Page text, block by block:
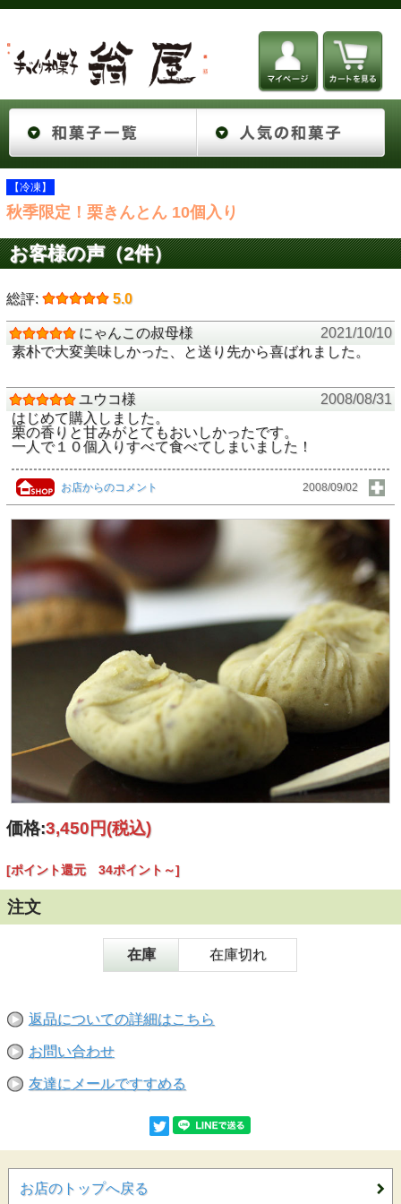
【冷凍】
秋季限定！栗きんとん 10個入り
お客様の声（2件）
総評: 5.0
にゃんこの叔母様
2021/10/10
素朴で大変美味しかった、と送り先から喜ばれました。
ユウコ様
2008/08/31
はじめて購入しました。
栗の香りと甘みがとてもおいしかったです。
一人で１０個入りすべて食べてしまいました！
お店からのコメント 2008/09/02
価格:3,450円(税込)
[ポイント還元 34ポイント～]
注文
在庫 在庫切れ
返品についての詳細はこちら
お問い合わせ
友達にメールですすめる
お店のトップへ戻る